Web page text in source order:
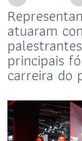
atuaram
principais
carreira do